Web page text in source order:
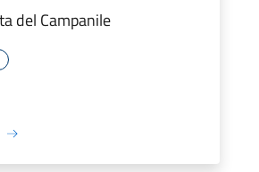
del Campanile